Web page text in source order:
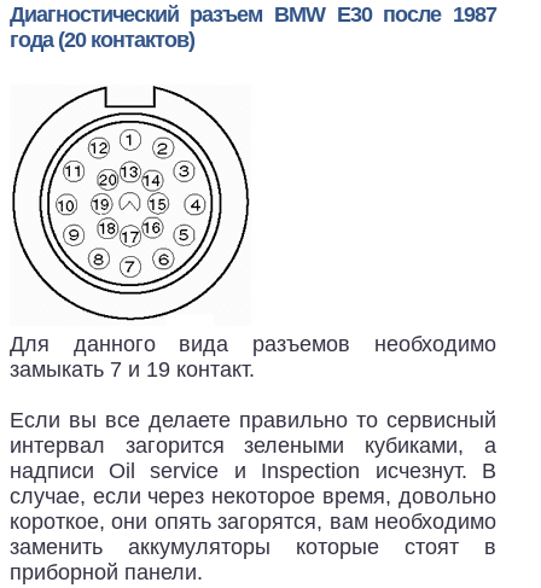
Диагностический разъем BMW E30 после 1987
года (20 контактов)
Для данного вида разъемов необходимо
замыкать 7 и 19 контакт.
Если вы все делаете правильно то сервисный
интервал загорится зелеными кубиками, а
надписи Oil service и Inspection исчезнут. В
случае, если через некоторое время, довольно
короткое, они опять загорятся, вам необходимо
заменить аккумуляторы которые стоят в
приборной панели.